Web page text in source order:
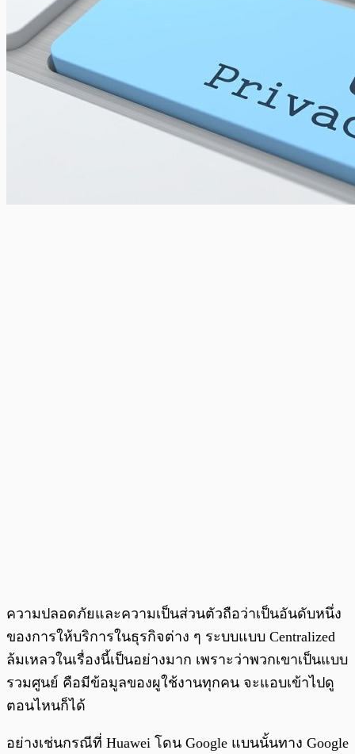
ความปลอดภัยและความเป็นส่วนตัวถือว่าเป็นอันดับหนึ่ง
ของการให้บริการในธุรกิจต่าง ๆ ระบบแบบ Centralized
ล้มเหลวในเรื่องนี้เป็นอย่างมาก เพราะว่าพวกเขาเป็นแบบ
รวมศูนย์ คือมีข้อมูลของผูใช้งานทุกคน จะแอบเข้าไปดู
ตอนไหนก็ได้
อย่างเช่นกรณีที่ Huawei โดน Google แบนนั้นทาง Google